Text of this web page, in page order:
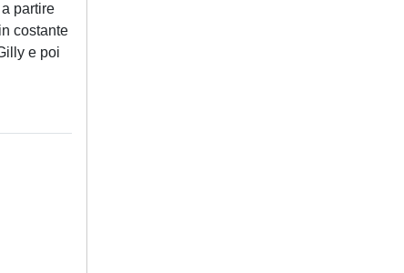
partire
costante
e poi